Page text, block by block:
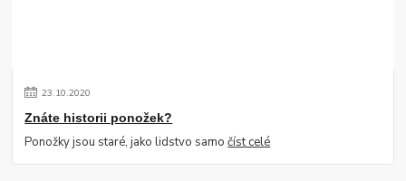
23.10.2020
Znáte historii ponožek?
Ponožky jsou staré, jako lidstvo samočíst celé